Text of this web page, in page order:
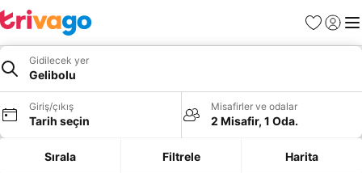
Favoriler
Giriş
Gidilecek yer
Gelibolu
Giriş/çıkış
Tarih seçin
Misafirler ve odalar
2 Misafir, 1 Oda.
Sırala Filtrele Harita